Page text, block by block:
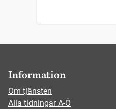
Information
Om tjänsten
Alla tidningar A-Ö